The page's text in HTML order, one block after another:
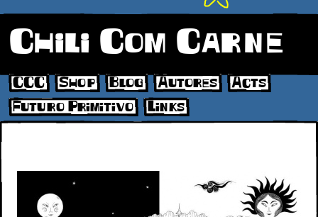
Chili Com Carne
CCC Shop Blog Autores
Acts
Futuro Primitivo
Links